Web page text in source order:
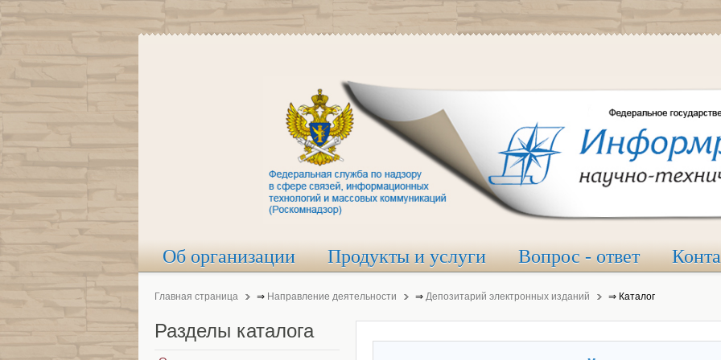
Об организации Продукты и услуги Вопрос - ответ
Главная страница ⇒ Направление деятельности ⇒ Депозитарий электронных изданий ⇒ Каталог
Разделы каталога